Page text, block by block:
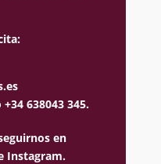
638043 345.
en
Instagram.